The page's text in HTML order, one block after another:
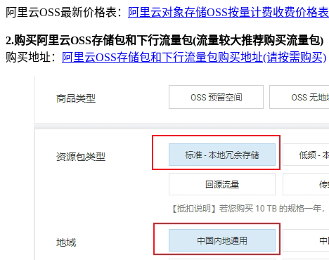
阿里云OSS最新价格表： 阿里云对象存储OSS按量计费收费价格表
2.购买阿里云OSS存储包和下行流量包(流量较大推荐购买流量包)
购买地址：
阿里云OSS存储包和下行流量包购买地址(请按需购买)